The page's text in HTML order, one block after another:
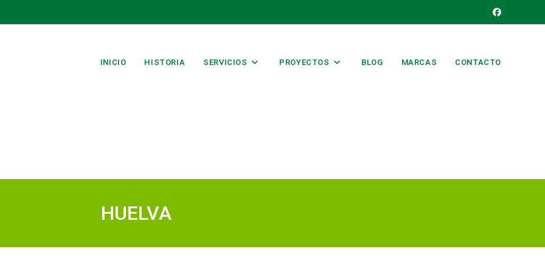
INICIO HISTORIA SERVICIOS PROYECTOS BLOG MARCAS CONTACTO
HUELVA